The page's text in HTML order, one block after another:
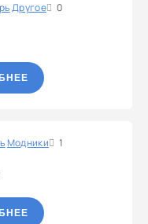
Другое 0
Модники 1